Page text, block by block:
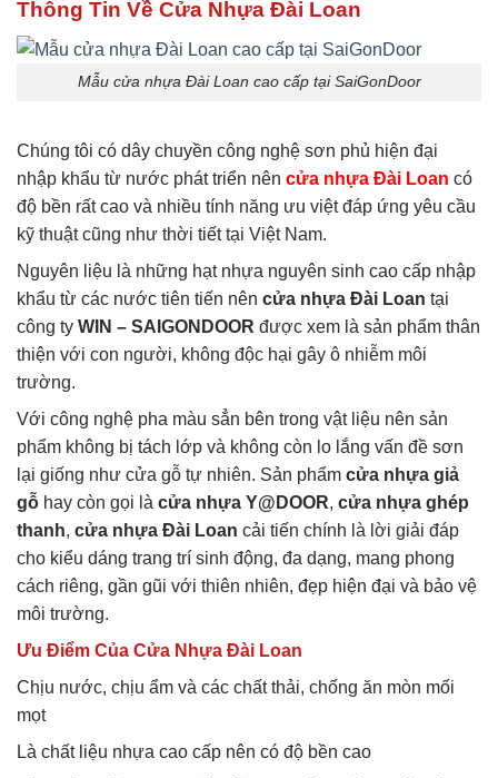
Thông Tin Về Cửa Nhựa Đài Loan
Mẫu cửa nhựa Đài Loan cao cấp tại SaiGonDoor
Chúng tôi có dây chuyền công nghệ sơn phủ hiện đại
nhập khẩu từ nước phát triển nên cửa nhựa Đài Loan có
độ bền rất cao và nhiều tính năng ưu việt đáp ứng yêu cầu
kỹ thuật cũng như thời tiết tại Việt Nam.
Nguyên liệu là những hạt nhựa nguyên sinh cao cấp nhập
khẩu từ các nước tiên tiến nên cửa nhựa Đài Loan tại
công ty WIN – SAIGONDOOR được xem là sản phẩm thân
thiện với con người, không độc hại gây ô nhiễm môi
trường.
Với công nghệ pha màu sẳn bên trong vật liệu nên sản
phẩm không bị tách lớp và không còn lo lắng vấn đề sơn
lại giống như cửa gỗ tự nhiên. Sản phẩm cửa nhựa giả
gỗ hay còn gọi là cửa nhựa Y@DOOR, cửa nhựa ghép
thanh, cửa nhựa Đài Loan cải tiến chính là lời giải đáp
cho kiểu dáng trang trí sinh động, đa dạng, mang phong
cách riêng, gần gũi với thiên nhiên, đẹp hiện đại và bảo vệ
môi trường.
Ưu Điểm Của Cửa Nhựa Đài Loan
Chịu nước, chịu ẩm và các chất thải, chống ăn mòn mối
mọt
Là chất liệu nhựa cao cấp nên có độ bền cao